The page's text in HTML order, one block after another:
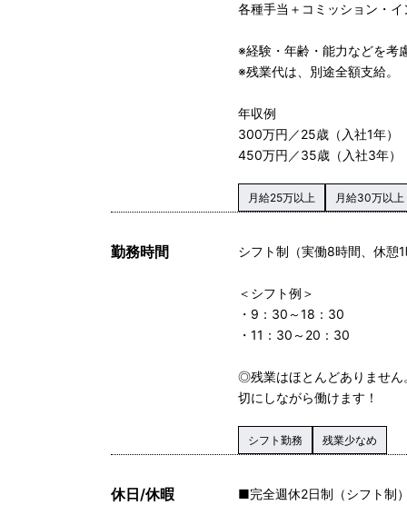
各種手当＋コミッション・
※経験・年齢・能力などを考
※残業代は、別途全額支給。
年収例
300万円／25歳（入社1年）
450万円／35歳（入社3年）
月給25万以上 月給30万以上
勤務時間 シフト制（実働8時間、休憩
＜シフト例＞
・9：30～18：30
・11：30～20：30
◎残業はほとんどありません
切にしながら働けます！
シフト勤務 残業少なめ
休日/休暇
■完全週休2日制（シフト制